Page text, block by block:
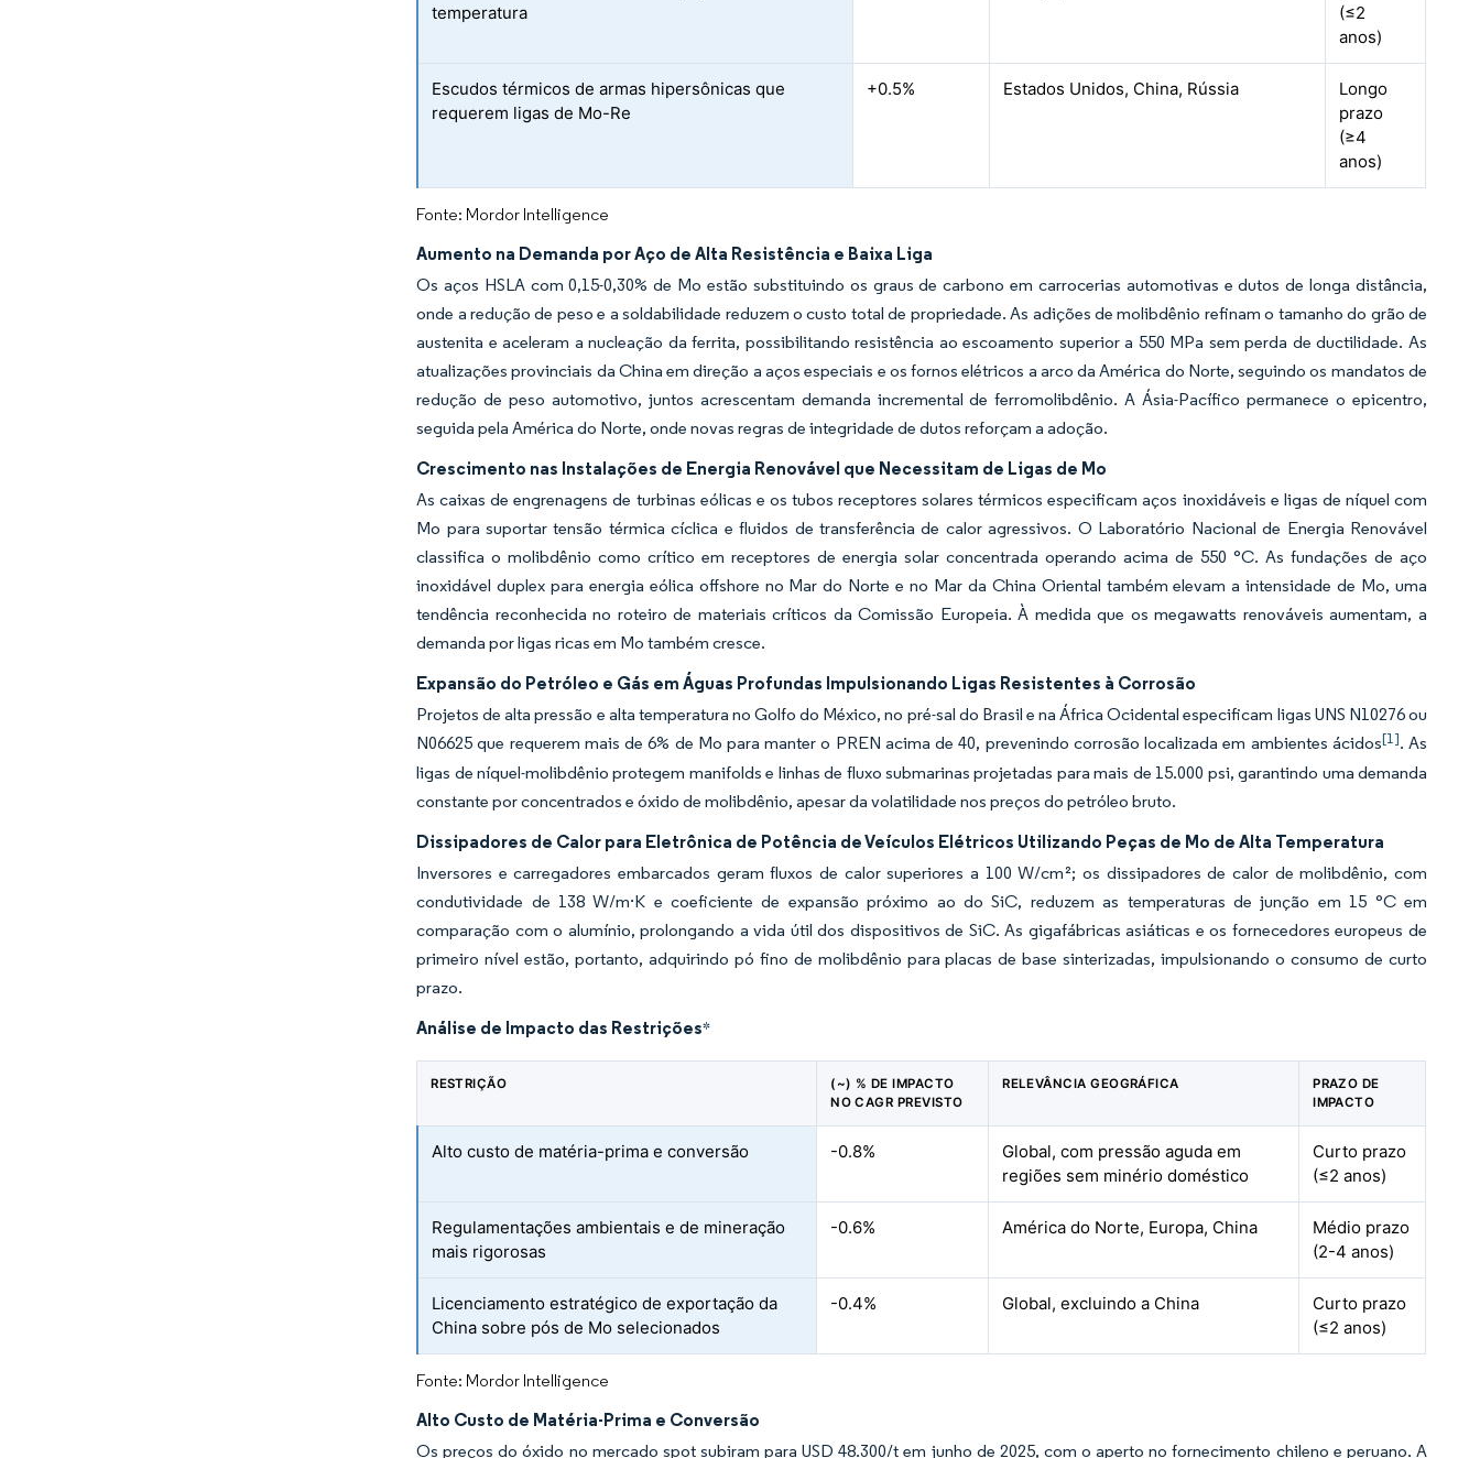
temperatura
(≤2
anos)
Escudos térmicos de armas hipersônicas que
requerem ligas de Mo-Re
+0.5% Estados Unidos, China, Rússia
Longo
prazo
(≥4
anos)
Fonte: Mordor Intelligence
Aumento na Demanda por Aço de Alta Resistência e Baixa Liga
Os aços HSLA com 0,15-0,30% de Mo estão substituindo os graus de carbono em carrocerias automotivas e dutos de longa distância,
onde a redução de peso e a soldabilidade reduzem o custo total de propriedade. As adições de molibdênio refinam o tamanho do grão de
austenita e aceleram a nucleação da ferrita, possibilitando resistência ao escoamento superior a 550 MPa sem perda de ductilidade. As
atualizações provinciais da China em direção a aços especiais e os fornos elétricos a arco da América do Norte, seguindo os mandatos de
redução de peso automotivo, juntos acrescentam demanda incremental de ferromolibdênio. A Ásia-Pacífico permanece o epicentro,
seguida pela América do Norte, onde novas regras de integridade de dutos reforçam a adoção.
Crescimento nas Instalações de Energia Renovável que Necessitam de Ligas de Mo
As caixas de engrenagens de turbinas eólicas e os tubos receptores solares térmicos especificam aços inoxidáveis e ligas de níquel com
Mo para suportar tensão térmica cíclica e fluidos de transferência de calor agressivos. O Laboratório Nacional de Energia Renovável
classifica o molibdênio como crítico em receptores de energia solar concentrada operando acima de 550 °C. As fundações de aço
inoxidável duplex para energia eólica offshore no Mar do Norte e no Mar da China Oriental também elevam a intensidade de Mo, uma
tendência reconhecida no roteiro de materiais críticos da Comissão Europeia. À medida que os megawatts renováveis aumentam, a
demanda por ligas ricas em Mo também cresce.
Expansão do Petróleo e Gás em Águas Profundas Impulsionando Ligas Resistentes à Corrosão
Projetos de alta pressão e alta temperatura no Golfo do México, no pré-sal do Brasil e na África Ocidental especificam ligas UNS N10276 ou
N06625 que requerem mais de 6% de Mo para manter o PREN acima de 40, prevenindo corrosão localizada em ambientes ácidos[1]. As
ligas de níquel-molibdênio protegem manifolds e linhas de fluxo submarinas projetadas para mais de 15.000 psi, garantindo uma demanda
constante por concentrados e óxido de molibdênio, apesar da volatilidade nos preços do petróleo bruto.
Dissipadores de Calor para Eletrônica de Potência de Veículos Elétricos Utilizando Peças de Mo de Alta Temperatura
Inversores e carregadores embarcados geram fluxos de calor superiores a 100 W/cm²; os dissipadores de calor de molibdênio, com
condutividade de 138 W/m·K e coeficiente de expansão próximo ao do SiC, reduzem as temperaturas de junção em 15 °C em
comparação com o alumínio, prolongando a vida útil dos dispositivos de SiC. As gigafábricas asiáticas e os fornecedores europeus de
primeiro nível estão, portanto, adquirindo pó fino de molibdênio para placas de base sinterizadas, impulsionando o consumo de curto
prazo.
Análise de Impacto das Restrições*
RESTRIÇÃO
(~) % DE IMPACTO
NO CAGR PREVISTO
RELEVÂNCIA GEOGRÁFICA
PRAZO DE
IMPACTO
Alto custo de matéria-prima e conversão -0.8%
Global, com pressão aguda em
regiões sem minério doméstico
Curto prazo
(≤2 anos)
Regulamentações ambientais e de mineração
mais rigorosas
-0.6% América do Norte, Europa, China
Médio prazo
(2-4 anos)
Licenciamento estratégico de exportação da
China sobre pós de Mo selecionados
-0.4% Global, excluindo a China
Curto prazo
(≤2 anos)
Fonte: Mordor Intelligence
Alto Custo de Matéria-Prima e Conversão
Os preços do óxido no mercado spot subiram para USD 48.300/t em junho de 2025, com o aperto no fornecimento chileno e peruano. A